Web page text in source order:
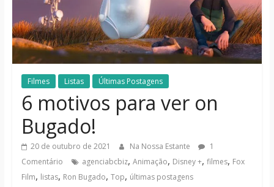
Filmes Listas Últimas Postagens
6 motivos para ver on
Bugado!
20 de outubro de 2021 Na Nossa Estante
1
Comentário
agenciabcbiz, Animação, Disney +, filmes, Fox
Film, listas, Ron Bugado, Top, últimas postagens